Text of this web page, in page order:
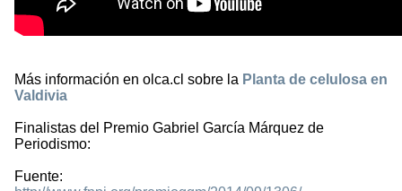
Más información en olca.cl sobre la Planta de celulosa en
Valdivia
Finalistas del Premio Gabriel García Márquez de
Periodismo:
Fuente: